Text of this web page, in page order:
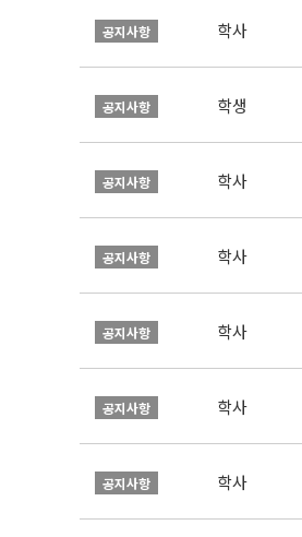
공지사항 학사
공지사항 학생
공지사항 학사
공지사항 학사
공지사항 학사
공지사항 학사
공지사항 학사